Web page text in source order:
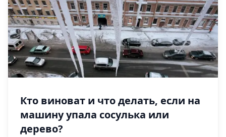
Кто виноват и что делать, если на
машину упала сосулька или
дерево?